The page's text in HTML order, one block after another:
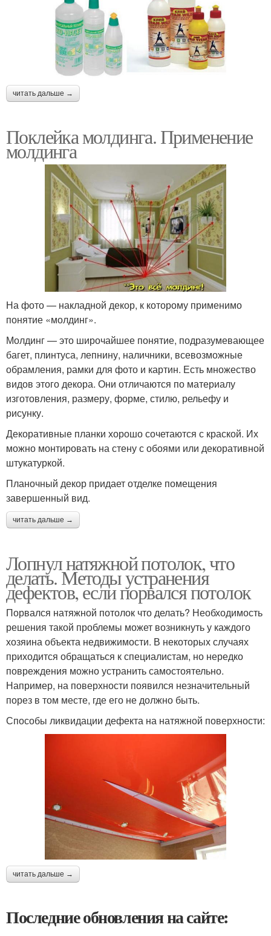
читать дальше →
Поклейка молдинга. Применение
молдинга
На фото — накладной декор, к которому применимо
понятие «молдинг».
Молдинг — это широчайшее понятие, подразумевающее
багет, плинтуса, лепнину, наличники, всевозможные
обрамления, рамки для фото и картин. Есть множество
видов этого декора. Они отличаются по материалу
изготовления, размеру, форме, стилю, рельефу и
рисунку.
Декоративные планки хорошо сочетаются с краской. Их
можно монтировать на стену с обоями или декоративной
штукатуркой.
Планочный декор придает отделке помещения
завершенный вид.
читать дальше →
Лопнул натяжной потолок, что
делать. Методы устранения
дефектов, если порвался потолок
Порвался натяжной потолок что делать? Необходимость
решения такой проблемы может возникнуть у каждого
хозяина объекта недвижимости. В некоторых случаях
приходится обращаться к специалистам, но нередко
повреждения можно устранить самостоятельно.
Например, на поверхности появился незначительный
порез в том месте, где его не должно быть.
Способы ликвидации дефекта на натяжной поверхности:
читать дальше →
Последние обновления на сайте: